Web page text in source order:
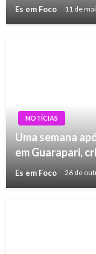
Es em Foco 11 de
NOTÍCIAS
Uma semana
em Guarapari,
Es em Foco 26 de